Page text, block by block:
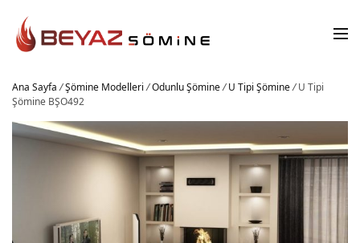
Ana Sayfa /Şömine Modelleri /Odunlu Şömine/ U Tipi Şömine/U Tipi
Şömine BŞO492